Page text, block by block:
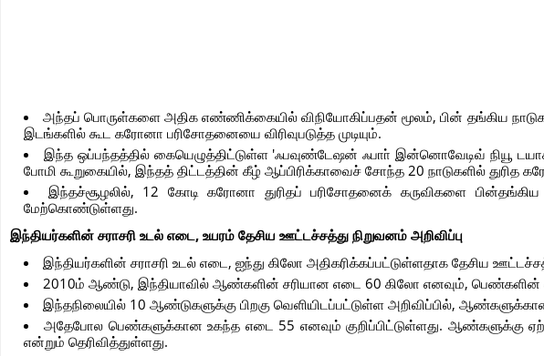
அந்தப் பொருள்களை அதிக எண்ணிக்கையில் விநியோகிப்பதன் மூலம், பின் தங்கிய
இடங்களில் கூட கரோனா பரிசோதனையை விரிவுபடுத்த முடியும்.
இந்த ஒப்பந்தத்தில் கையெழுத்திட்டுள்ள 'ஃபவுண்டேஷன் ஃபாா் இன்னொவேடிவ் நியூ
போமி கூறுகையில், இந்தத் திட்டத்தின் கீழ் ஆப்பிரிக்காவைச் சோந்த 20 நாடுகளில் துரித
இந்தச்சூழலில், 12 கோடி கரோனா துரிதப் பரிசோதனைக் கருவிகளை பின்தங்கிய
மேற்கொண்டுள்ளது.
இந்தியர்களின் சராசரி உடல் எடை, உயரம் தேசிய ஊட்டச்சத்து நிறுவனம் அறிவிப்பு
இந்தியர்களின் சராசரி உடல் எடை, ஐந்து கிலோ அதிகரிக்கப்பட்டுள்ளதாக தேசிய
2010ம் ஆண்டு, இந்தியாவில் ஆண்களின் சரியான எடை 60 கிலோ எனவும், பெண்களின்
இந்தநிலையில் 10 ஆண்டுகளுக்கு பிறகு வெளியிடப்பட்டுள்ள அறிவிப்பில்,
அதேபோல பெண்களுக்கான உகந்த எடை 55 எனவும் குறிப்பிட்டுள்ளது. ஆண்களுக்கு
என்றும் தெரிவித்துள்ளது.